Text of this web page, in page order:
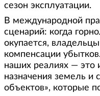
сезон эксплуатации.
В международной
сценарий: когда
окупается,
компенсации
наших реалиях — это
назначения земель и
объектов», которые